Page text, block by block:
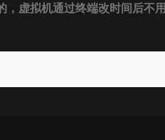
虚拟机通过终端改时间后不用